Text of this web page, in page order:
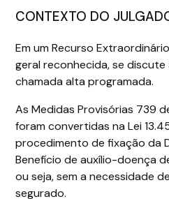
CONTEXTO DO
Em um Recurso
geral reconhecida, se
chamada alta programada.
As Medidas Provisórias 739
foram convertidas na Lei
procedimento de fixação da
Benefício de auxílio-doença
ou seja, sem a necessidade
segurado.